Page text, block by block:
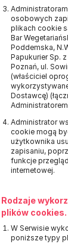
osobowych
plikach cookie
Bar
Poddemska,
Papukurier Sp.
Poznań, ul.
(właściciel
Dostawcę)
Administrator
cookie mogą
użytkownika
zapisaniu,
funkcje
internetowej.
Rodzaje
plików cookies.
W Serwisie
poniższe typy